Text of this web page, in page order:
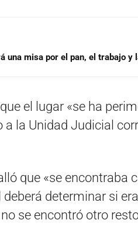
una misa por el pan, el trabajo y
el lugar «se ha
la Unidad Judicial
que «se encontraba
determinar si
se encontró otro